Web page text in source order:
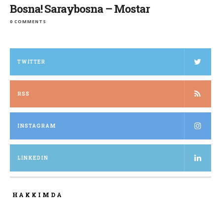
Bosna! Saraybosna – Mostar
0 COMMENTS
TWITTER
RSS
INSTAGRAM
LINKEDIN
HAKKIMDA